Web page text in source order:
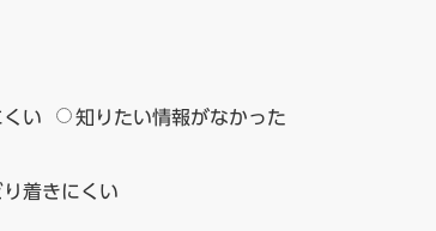
い 知りたい情報がなかった
り着きにくい